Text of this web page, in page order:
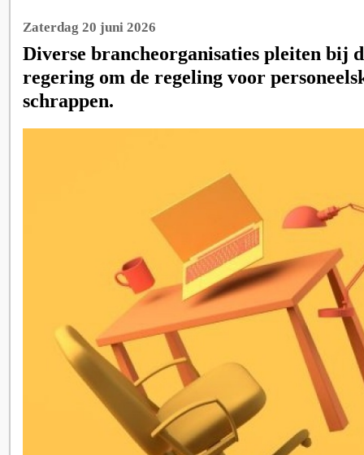
Zaterdag 20 juni 2026
Diverse brancheorganisaties pleiten bij
regering om de regeling voor
schrappen.